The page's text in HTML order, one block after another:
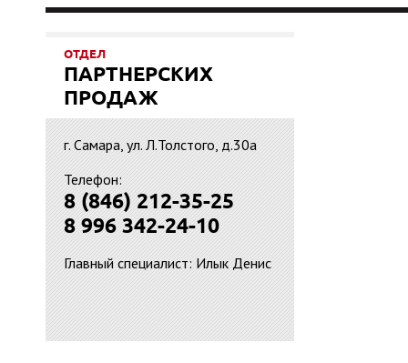
ОТДЕЛ
ПАРТНЕРСКИХ
ПРОДАЖ
г. Самара, ул. Л.Толстого, д.30а
Телефон:
8 (846) 212-35-25
8 996 342-24-10
Главный специалист: Илык Денис